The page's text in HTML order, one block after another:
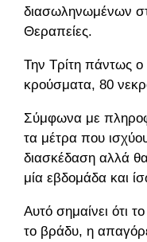
διασωληνωμένων
Θεραπείες.
Την Τρίτη πάντως
κρούσματα, 80
Σύμφωνα με
τα μέτρα που
διασκέδαση αλλά
μία εβδομάδα και
Αυτό σημαίνει ότι
το βράδυ, η